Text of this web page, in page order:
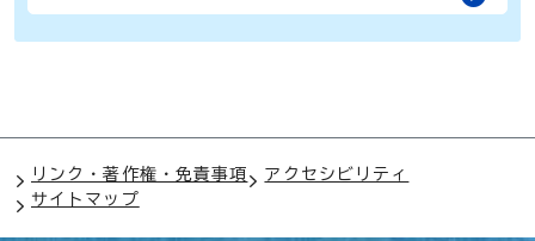
リンク・著作権・免責事項
アクセシビリティ
サイトマップ